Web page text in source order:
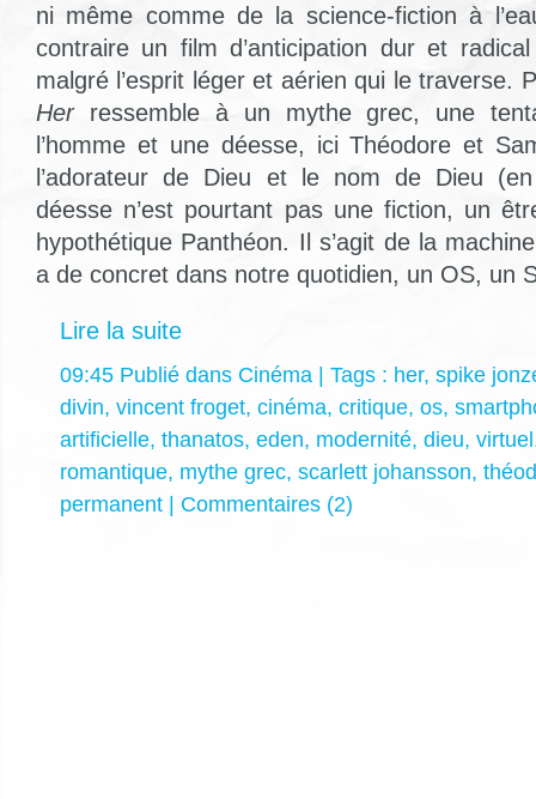
ni même comme de la science-fiction à
contraire un film d’anticipation dur et
malgré l’esprit léger et aérien qui le traverse.
Herressemble à un mythe grec, une
l’homme et une déesse, ici Théodore et
l’adorateur de Dieu et le nom de Dieu
déesse n’est pourtant pas une fiction, un
hypothétique Panthéon. Il s’agit de la
a de concret dans notre quotidien, un OS, un
Lire la suite
09:45 Publié dans Cinéma | Tags : her, spike
divin, vincent froget, cinéma, critique, os,
artificielle, thanatos, eden, modernité, dieu, virtuel
romantique, mythe grec, scarlett johansson,
permanent | Commentaires (2)